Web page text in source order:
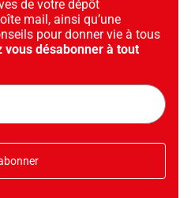
de votre dépôt
mail, ainsi qu’une
pour donner vie à tous
vous désabonner à tout